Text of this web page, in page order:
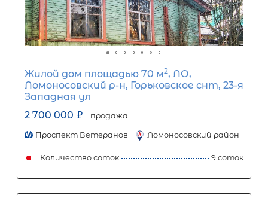
ставка
12%
10
Ежемесячный платеж
Первый взнос